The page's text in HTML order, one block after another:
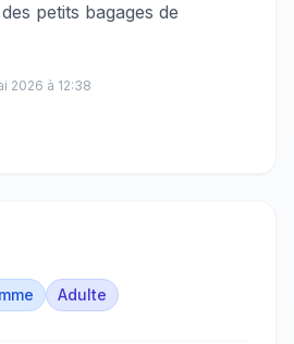
petits bagages de
2026 à 12:38
Adulte